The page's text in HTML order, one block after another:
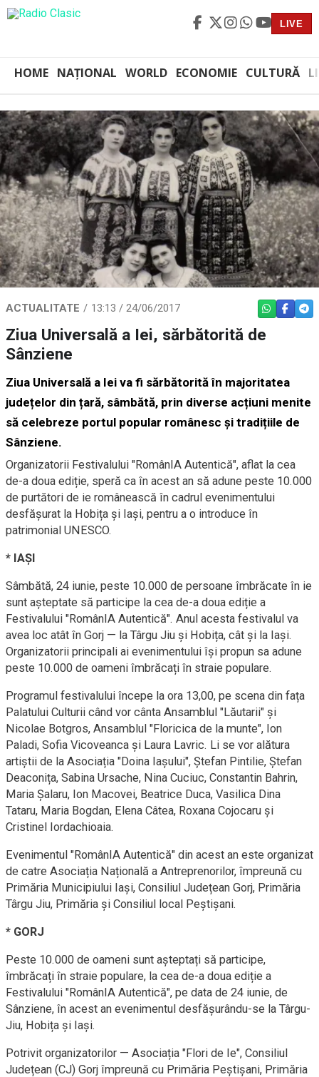
LIVE
HOME NAȚIONAL WORLD ECONOMIE CULTURĂ
ACTUALITATE 13:13 / 24/06/2017 WHATSAPP
Ziua Universală a Iei, sărbătorită de
Sânziene
Ziua Universală a Iei va fi sărbătorită în majoritatea
județelor din țară, sâmbătă, prin diverse acțiuni menite
să celebreze portul popular românesc și tradițiile de
Sânziene.
Organizatorii Festivalului "RomânIA Autentică", aflat la cea
de-a doua ediție, speră ca în acest an să adune peste 10.000
de purtători de ie românească în cadrul evenimentului
desfășurat la Hobița și Iași, pentru a o introduce în
patrimonial UNESCO.
* IAȘI
Sâmbătă, 24 iunie, peste 10.000 de persoane îmbrăcate în ie
sunt așteptate să participe la cea de-a doua ediție a
Festivalului "RomânIA Autentică". Anul acesta festivalul va
avea loc atât în Gorj — la Târgu Jiu și Hobița, cât și la Iași.
Organizatorii principali ai evenimentului își propun sa adune
peste 10.000 de oameni îmbrăcați în straie populare.
Programul festivalului începe la ora 13,00, pe scena din fața
Palatului Culturii când vor cânta Ansamblul "Lăutarii" și
Nicolae Botgros, Ansamblul "Floricica de la munte", Ion
Paladi, Sofia Vicoveanca și Laura Lavric. Li se vor alătura
artiștii de la Asociația "Doina Iașului", Ștefan Pintilie, Ștefan
Deaconița, Sabina Ursache, Nina Cuciuc, Constantin Bahrin,
Maria Șalaru, Ion Macovei, Beatrice Duca, Vasilica Dina
Tataru, Maria Bogdan, Elena Câtea, Roxana Cojocaru și
Cristinel Iordachioaia.
Evenimentul "RomânIA Autentică" din acest an este organizat
de catre Asociația Națională a Antreprenorilor, împreună cu
Primăria Municipiului Iași, Consiliul Județean Gorj, Primăria
Târgu Jiu, Primăria și Consiliul local Peștișani.
* GORJ
Peste 10.000 de oameni sunt așteptați să participe,
îmbrăcați în straie populare, la cea de-a doua ediție a
Festivalului "RomânIA Autentică", pe data de 24 iunie, de
Sânziene, în acest an evenimentul desfășurându-se la Târgu-
Jiu, Hobița și Iași.
Potrivit organizatorilor — Asociația "Flori de Ie", Consiliul
Județean (CJ) Gorj împreună cu Primăria Peștișani, Primăria